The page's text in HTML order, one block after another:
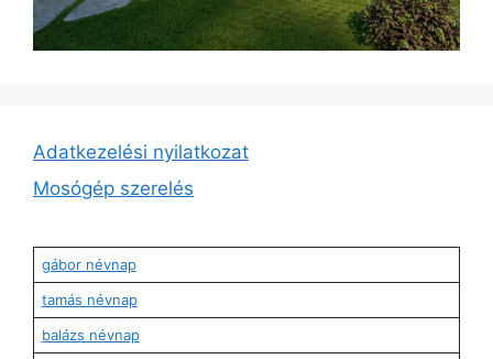
Adatkezelési nyilatkozat
Mosógép szerelés
gábor névnap
tamás névnap
balázs névnap